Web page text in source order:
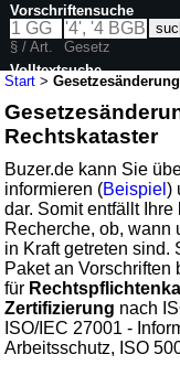
Start >
Rechtskataster
Buzer.de kann Sie
informieren (Beispiel)
dar. Somit entfällt
Recherche, ob, wann
in Kraft getreten sind.
Paket an
für
Zertifizierung nach
ISO/IEC 27001 -
Arbeitsschutz, ISO
Vorschriftensuche
§ / Art.
Gesetz
Volltextsuche